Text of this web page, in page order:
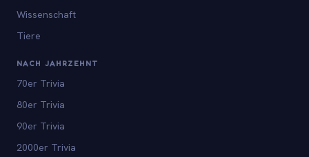
Wissenschaft
Tiere
NACH JAHRZEHNT
70er Trivia
80er Trivia
90er Trivia
2000er Trivia